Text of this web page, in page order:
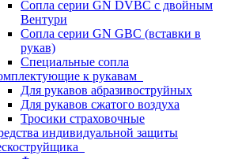
Сопла серии GN DVBC с двойным
Вентури
Сопла серии GN GBC (вставки в
рукав)
Специальные сопла
к рукавам
Для рукавов абразивоструйных
Для рукавов сжатого воздуха
Тросики страховочные
индивидуальной защиты